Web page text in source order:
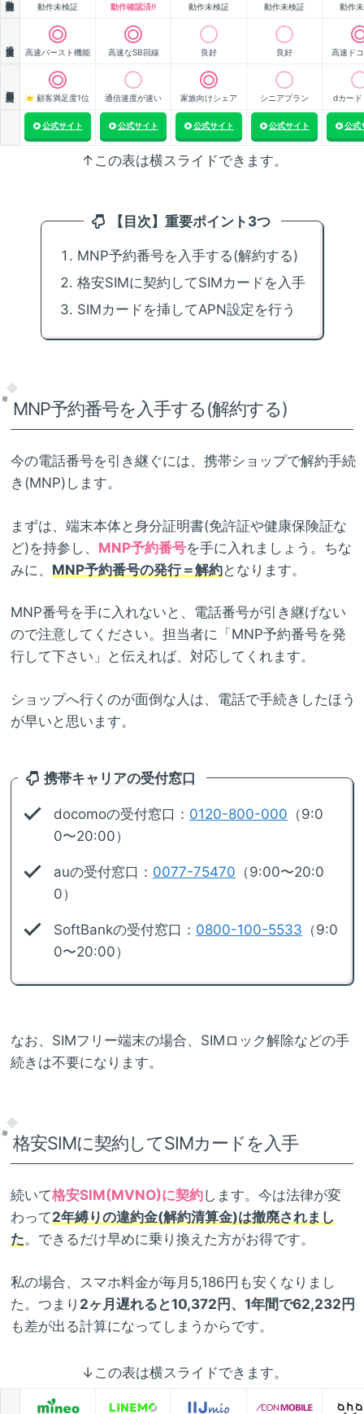
動作未検証 動作確認済!! 動作未検証 動作未検証 動作
高速バースト機能 高速なSB回線 良好 良好 高速ド
顧客満足度1位 通信速度が速い 家族向けシェア シニアプラン dカード
公式サイト 公式サイト 公式サイト 公式サイト 公式
↑この表は横スライドできます。
【目次】重要ポイント3つ
MNP予約番号を入手する(解約する)
格安SIMに契約してSIMカードを入手
SIMカードを挿してAPN設定を行う
MNP予約番号を入手する(解約する)
今の電話番号を引き継ぐには、携帯ショップで解約手続
き(MNP)します。
まずは、端末本体と身分証明書(免許証や健康保険証な
ど)を持参し、 MNP予約番号を手に入れましょう。ちな
みに、 MNP予約番号の発行＝解約となります。
MNP番号を手に入れないと、電話番号が引き継げない
ので注意してください。担当者に「MNP予約番号を発
行して下さい」と伝えれば、対応してくれます。
ショップへ行くのが面倒な人は、電話で手続きしたほう
が早いと思います。
携帯キャリアの受付窓口
docomoの受付窓口： 0120-800-000 （9:0
0〜20:00）
auの受付窓口： 0077-75470 （9:00〜20:0
0）
SoftBankの受付窓口： 0800-100-5533 （9:0
0〜20:00）
なお、SIMフリー端末の場合、SIMロック解除などの手
続きは不要になります。
格安SIMに契約してSIMカードを入手
続いて格安SIM(MVNO)に契約します。今は法律が変
わって2年縛りの違約金(解約清算金)は撤廃されまし
た。できるだけ早めに乗り換えた方がお得です。
私の場合、スマホ料金が毎月5,186円も安くなりまし
た。つまり 2ヶ月遅れると10,372円、1年間で62,232円
も差が出る計算になってしまうからです。
↓この表は横スライドできます。